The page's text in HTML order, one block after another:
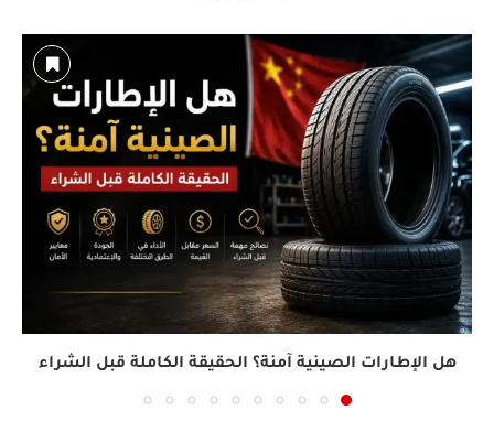
هل الإطارات الصينية آمنة؟ الحقيقة الكاملة قبل الشراء